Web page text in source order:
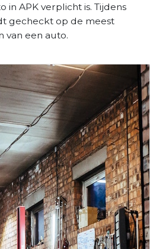
in APK verplicht is. Tijdens
gecheckt op de meest
van een auto.